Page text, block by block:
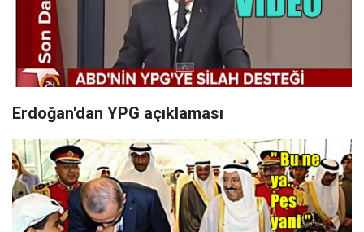
Erdoğan'dan YPG açıklaması